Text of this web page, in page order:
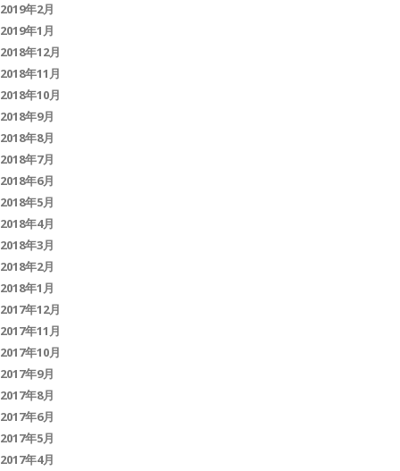
2019年2月
2019年1月
2018年12月
2018年11月
2018年10月
2018年9月
2018年8月
2018年7月
2018年6月
2018年5月
2018年4月
2018年3月
2018年2月
2018年1月
2017年12月
2017年11月
2017年10月
2017年9月
2017年8月
2017年6月
2017年5月
2017年4月